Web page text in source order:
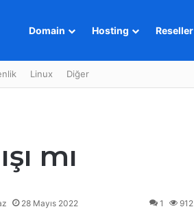
Domain Hosting Reseller
Linux Diğer
mı
28 Mayıs 2022 1 912